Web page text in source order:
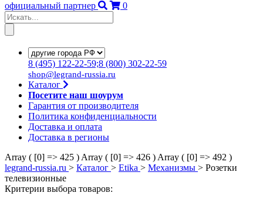
официальный партнер 0
8 (495) 122-22-59;8 (800) 302-22-59
shop@legrand-russia.ru
Каталог
Посетите наш шоурум
Гарантия от производителя
Политика конфиденциальности
Доставка и оплата
Доставка в регионы
Array ( [0] => 425 ) Array ( [0] => 426 ) Array ( [0] => 492 )
legrand-russia.ru > Каталог > Etika > Механизмы > Розетки
телевизионные
Критерии выбора товаров: